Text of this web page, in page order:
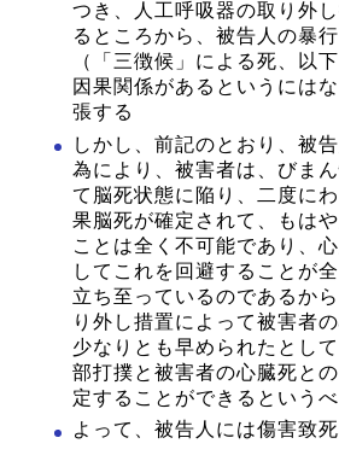
つき、人工呼吸器の取り外
るところから、被告人の暴
（「三徴候」による死、以
因果関係があるというには
張する
しかし、前記のとおり、被
為により、被害者は、びま
て脳死状態に陥り、二度に
果脳死が確定されて、もは
ことは全く不可能であり、
してこれを回避することが
立ち至っているのであるか
り外し措置によって被害者
少なりとも早められたとし
部打撲と被害者の心臓死と
定することができるという
よって、被告人には傷害致